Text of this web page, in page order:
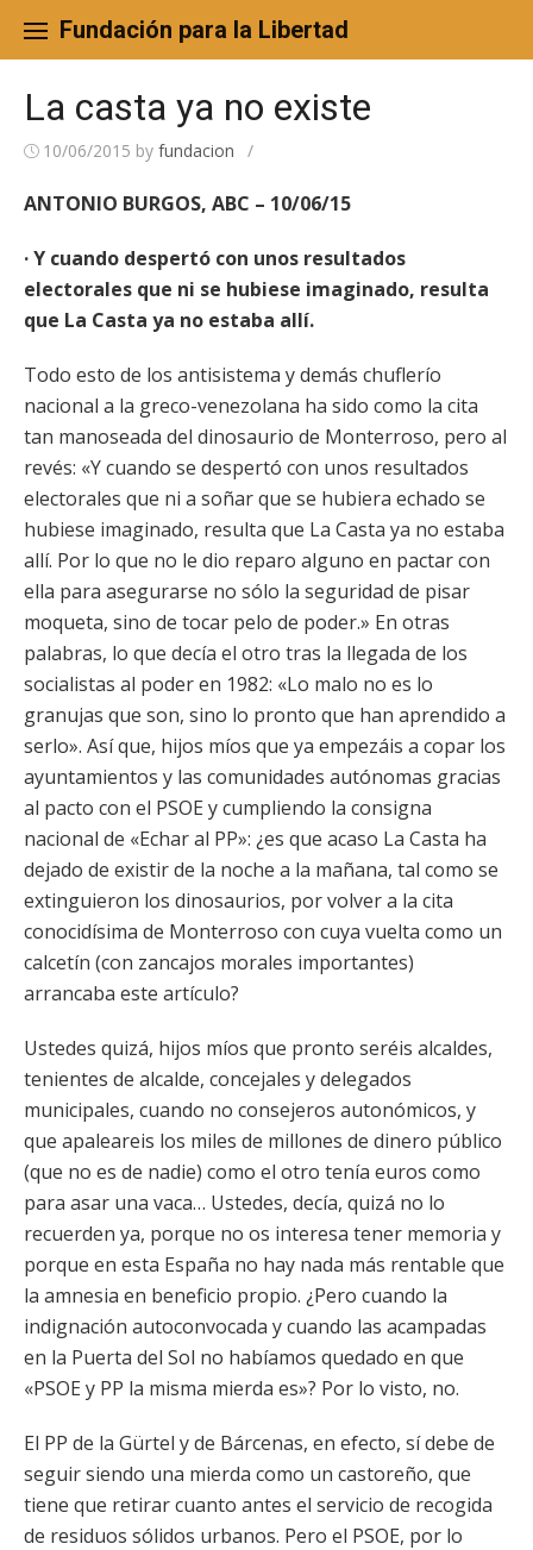
content
Fundación para la Libertad
La casta ya no existe
10/06/2015 by fundacion /
ANTONIO BURGOS, ABC – 10/06/15
· Y cuando despertó con unos resultados
electorales que ni se hubiese imaginado, resulta
que La Casta ya no estaba allí.
Todo esto de los antisistema y demás chuflerío
nacional a la greco-venezolana ha sido como la cita
tan manoseada del dinosaurio de Monterroso, pero al
revés: «Y cuando se despertó con unos resultados
electorales que ni a soñar que se hubiera echado se
hubiese imaginado, resulta que La Casta ya no estaba
allí. Por lo que no le dio reparo alguno en pactar con
ella para asegurarse no sólo la seguridad de pisar
moqueta, sino de tocar pelo de poder.» En otras
palabras, lo que decía el otro tras la llegada de los
socialistas al poder en 1982: «Lo malo no es lo
granujas que son, sino lo pronto que han aprendido a
serlo». Así que, hijos míos que ya empezáis a copar los
ayuntamientos y las comunidades autónomas gracias
al pacto con el PSOE y cumpliendo la consigna
nacional de «Echar al PP»: ¿es que acaso La Casta ha
dejado de existir de la noche a la mañana, tal como se
extinguieron los dinosaurios, por volver a la cita
conocidísima de Monterroso con cuya vuelta como un
calcetín (con zancajos morales importantes)
arrancaba este artículo?
Ustedes quizá, hijos míos que pronto seréis alcaldes,
tenientes de alcalde, concejales y delegados
municipales, cuando no consejeros autonómicos, y
que apaleareis los miles de millones de dinero público
(que no es de nadie) como el otro tenía euros como
para asar una vaca… Ustedes, decía, quizá no lo
recuerden ya, porque no os interesa tener memoria y
porque en esta España no hay nada más rentable que
la amnesia en beneficio propio. ¿Pero cuando la
indignación autoconvocada y cuando las acampadas
en la Puerta del Sol no habíamos quedado en que
«PSOE y PP la misma mierda es»? Por lo visto, no.
El PP de la Gürtel y de Bárcenas, en efecto, sí debe de
seguir siendo una mierda como un castoreño, que
tiene que retirar cuanto antes el servicio de recogida
de residuos sólidos urbanos. Pero el PSOE, por lo